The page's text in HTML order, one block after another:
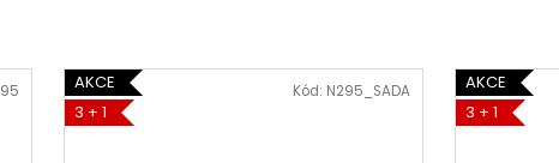
AKCE
3 + 1
Kód: N295_SADA
AKCE
3 + 1